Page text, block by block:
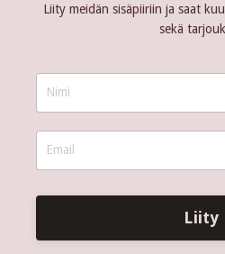
Liity meidän sisäpiiriin ja saat
sekä
Liity